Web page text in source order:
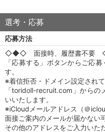
選考・応募
応募方法
◇◆◇ 面接時、履歴書不
「応募する」ボタンからご応
す。
※着信拒否・ドメイン設定されて
「toridoll-recruit.com」から
いいたします。
※iCloudメールアドレス（＠
面接ご案内のメールが届かない
その他のアドレスをご入力いた